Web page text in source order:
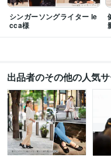
シンガーソングライター le
cca様
出品者のその他の人気